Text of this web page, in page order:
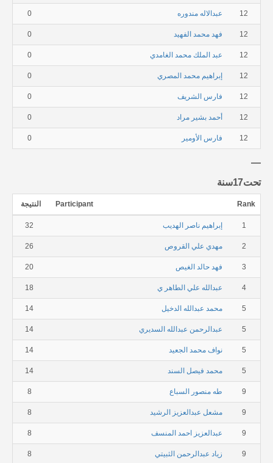
12 عبدالاله مندوره 0
12 فهد محمد الفهيد 0
12 عبد الملك محمد الغامدي 0
12 إبراهيم محمد المصري 0
12 فارس الشريف 0
12 أحمد بشير مراد 0
12 فارس الأومير 0
تحت17سنة
Rank
Participant النتيجة
1 إبراهيم ناصر الهديب 32
2 مهدي علي القروص 26
3 فهد حالد الغيص 20
4 عبدالله علي الطاهر ي 18
5 محمد عبدالله الدخيل 14
5 عبدالرحمن عبدالله السديري 14
5 نواف محمد الجعيد 14
5 محمد فيصل السند 14
9 طه منصور السباع 8
9 مشعل عبدالعزيز الرشيد 8
9 عبدالعزيز احمد المنسف 8
9 زياد عبدالرحمن الثبيتي 8